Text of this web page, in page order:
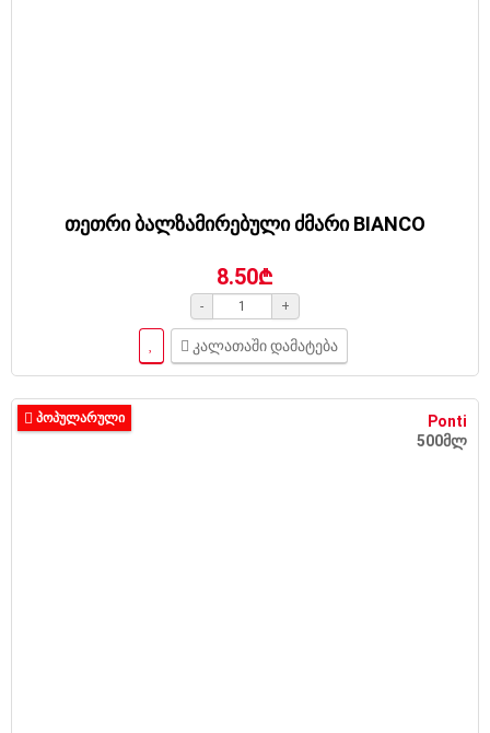
თეთრი ბალზამირებული ძმარი BIANCO
8.50₾
- +
კალათაში დამატება
Ponti
500მლ
ᲞᲝᲞᲣᲚᲐᲠᲣᲚᲘ